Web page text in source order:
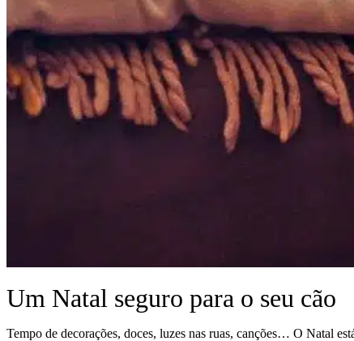
Um Natal seguro para o seu cão
Tempo de decorações, doces, luzes nas ruas, canções… O Natal